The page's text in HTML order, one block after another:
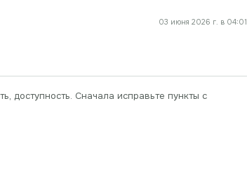
03 июня 2026 г. в 04:01
доступность. Сначала исправьте пункты с